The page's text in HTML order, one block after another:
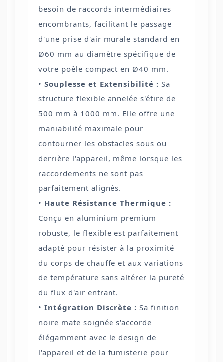
besoin de raccords intermédiaires
encombrants, facilitant le passage
d'une prise d'air murale standard en
Ø60 mm au diamètre spécifique de
votre poêle compact en Ø40 mm.
• Souplesse et Extensibilité : Sa
structure flexible annelée s'étire de
500 mm à 1000 mm. Elle offre une
maniabilité maximale pour
contourner les obstacles sous ou
derrière l'appareil, même lorsque les
raccordements ne sont pas
parfaitement alignés.
• Haute Résistance Thermique :
Conçu en aluminium premium
robuste, le flexible est parfaitement
adapté pour résister à la proximité
du corps de chauffe et aux variations
de température sans altérer la pureté
du flux d'air entrant.
• Intégration Discrète : Sa finition
noire mate soignée s'accorde
élégamment avec le design de
l'appareil et de la fumisterie pour